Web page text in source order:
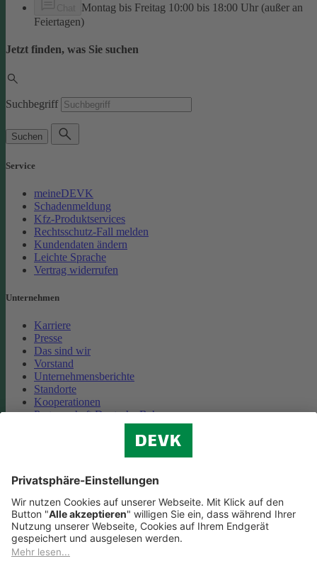
Montag bis Freitag 10:00 bis 18:00 Uhr (außer an
Feiertagen)
Jetzt finden, was Sie suchen
Suchbegriff
Suchen
Service
meineDEVK
Schadenmeldung
Kfz-Produktservices
Rechtsschutz-Fall melden
Kundendaten ändern
Leichte Sprache
Vertrag widerrufen
Unternehmen
Karriere
Presse
Das sind wir
Vorstand
Unternehmensberichte
Standorte
Kooperationen
Partnerschaft Deutsche Bahn
Cookie-Einstellungen
Datenschutz
Impressum